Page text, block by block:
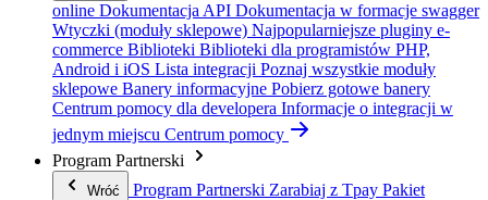
online Dokumentacja API Dokumentacja w formacje swagger
Wtyczki (moduły sklepowe) Najpopularniejsze pluginy e-
commerce Biblioteki Biblioteki dla programistów PHP,
Android i iOS Lista integracji Poznaj wszystkie moduły
sklepowe Banery informacyjne Pobierz gotowe banery
Centrum pomocy dla developera Informacje o integracji w
jednym miejscu Centrum pomocy
Program Partnerski
Wróć Program Partnerski Zarabiaj z Tpay Pakiet